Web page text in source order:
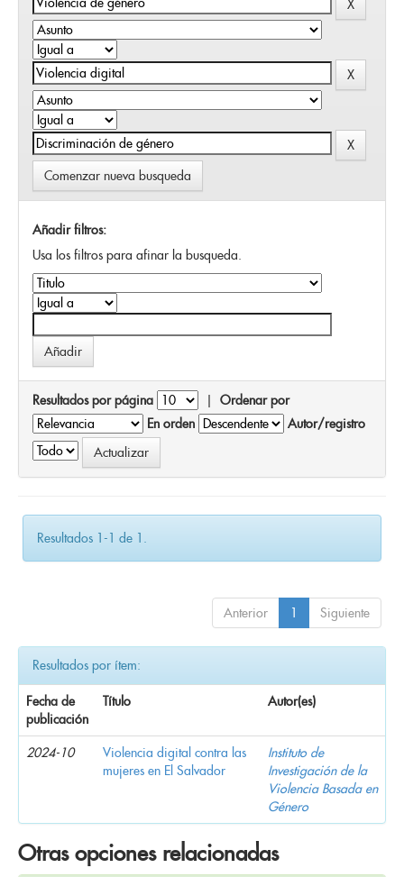
Comenzar nueva busqueda
Añadir filtros:
Usa los filtros para afinar la busqueda.
Resultados por página | Ordenar por
En orden
Autor/registro
Resultados 1-1 de 1.
Anterior 1 Siguiente
Resultados por ítem:
Fecha de
publicación
Título Autor(es)
2024-10
Violencia digital contra las
mujeres en El Salvador
Instituto de
Investigación de la
Violencia Basada en
Género
Otras opciones relacionadas